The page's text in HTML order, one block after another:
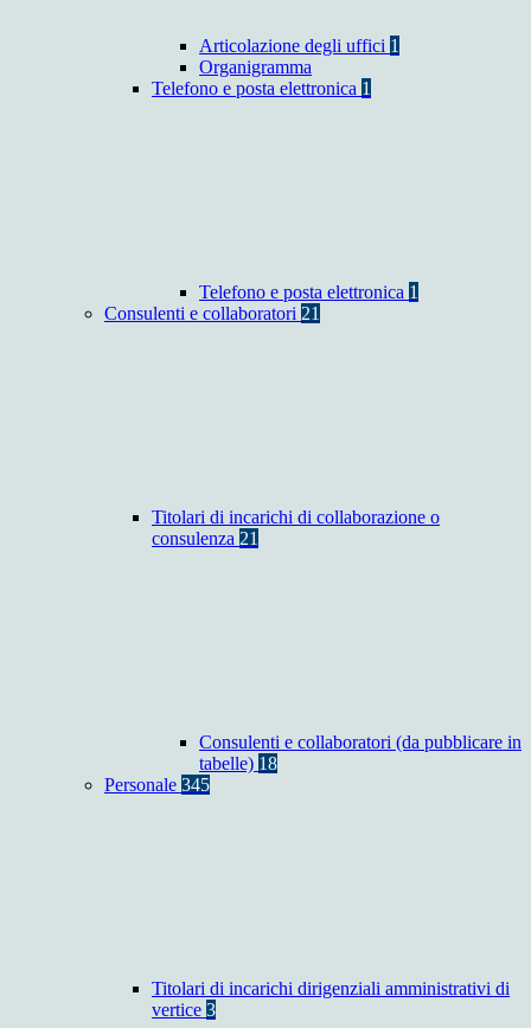
Articolazione degli uffici 1
Organigramma
Telefono e posta elettronica 1
Telefono e posta elettronica 1
Consulenti e collaboratori 21
Titolari di incarichi di collaborazione o
consulenza 21
Consulenti e collaboratori (da pubblicare in
tabelle) 18
Personale 345
Titolari di incarichi dirigenziali amministrativi di
vertice 3